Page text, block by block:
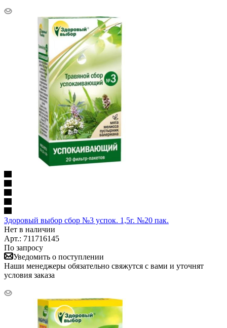
Здоровый выбор сбор №3 успок. 1,5г. №20 пак.
Нет в наличии
Арт.: 711716145
По запросу
Уведомить о поступлении
Наши менеджеры обязательно свяжутся с вами и уточнят
условия заказа